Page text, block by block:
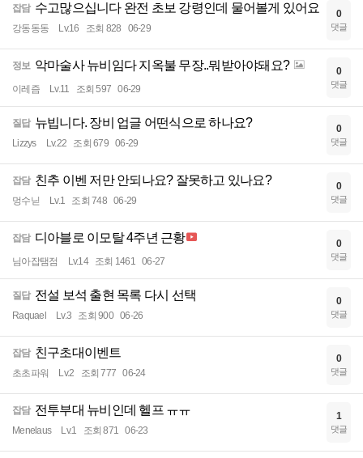
잡담 수고많으십니다 완전 초보 강령인데 물어볼게 있어요
강동동동 Lv.16 조회 828 06-29
0
댓글
정보 악마술사 뉴비임다 지옥불 무장..뭐받아야돼요?
이레즘 Lv.11 조회 597 06-29
0
댓글
질답 뉴빕니다. 장비 업글 어떤식으로 하나요?
Lizzys Lv.22 조회 679 06-29
0
댓글
잡담 친추 이벤 저만 안되나요? 잘못하고 있나요?
멍수닏 Lv.1 조회 748 06-29
0
댓글
잡담 디아블로 이모탈 4주년 근황
님아잡탬점 Lv.14 조회 1461 06-27
0
댓글
질답 전설 보석 출현 목록 다시 선택
Raquael Lv.3 조회 900 06-26
0
댓글
잡담 친구초대이벤트
초초파워 Lv.2 조회 777 06-24
0
댓글
잡담 전투부대 뉴비인데 헬프 ㅠㅠ
Menelaus Lv.1 조회 871 06-23
1
댓글